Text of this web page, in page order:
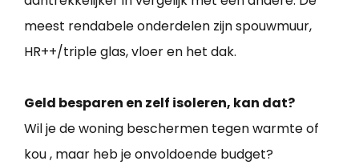
meest rendabele onderdelen zijn spouwmuur,
HR++/triple glas, vloer en het dak.
Geld besparen en zelf isoleren, kan dat?
Wil je de woning beschermen tegen warmte of
kou , maar heb je onvoldoende budget?